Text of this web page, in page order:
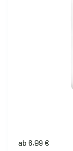
ab 6,99 €